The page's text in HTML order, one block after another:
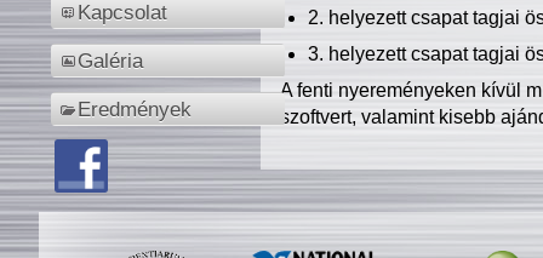
Kapcsolat
Galéria
Eredmények
2. helyezett csapat tagjai
3. helyezett csapat tagjai
A fenti nyereményeken kívül
szoftvert, valamint kisebb